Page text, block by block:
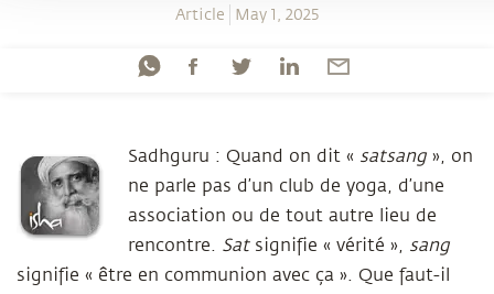
Article May 1, 2025
Sadhguru : Quand on dit « satsang », on
ne parle pas d’un club de yoga, d’une
association ou de tout autre lieu de
rencontre. Satsignifie « vérité », sang
signifie « être en communion avec ça ». Que faut-il